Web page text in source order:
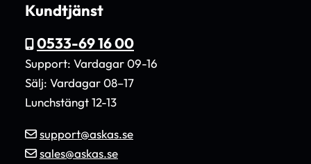
Kundtjänst
0533-69 16 00
Support: Vardagar 09-16
Sälj: Vardagar 08–17
Lunchstängt 12-13
support@askas.se
sales@askas.se